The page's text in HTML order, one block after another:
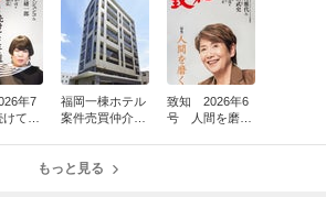
年7
てこ
福岡一棟ホテル
案件売買仲介完
致知 2026年6
号 人間を磨
もっと見る